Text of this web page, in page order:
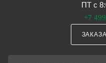
ПТ с
+7